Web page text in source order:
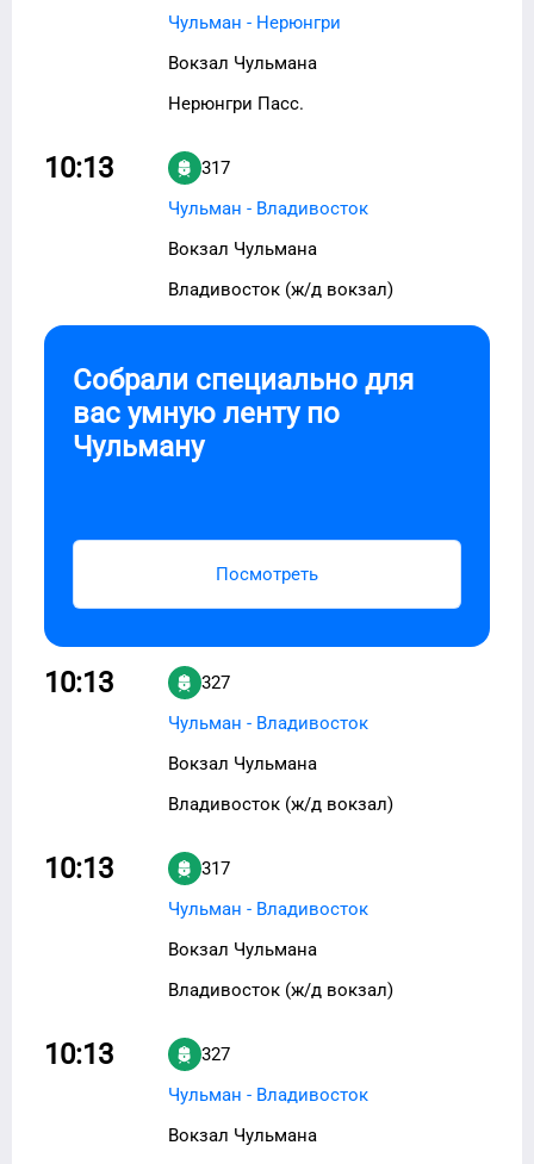
Чульман - Нерюнгри
Вокзал Чульмана
Нерюнгри Пасс.
10:13
317
Чульман - Владивосток
Вокзал Чульмана
Владивосток (ж/д вокзал)
Собрали специально для
вас умную ленту по
Чульману
Посмотреть
10:13
327
Чульман - Владивосток
Вокзал Чульмана
Владивосток (ж/д вокзал)
10:13
317
Чульман - Владивосток
Вокзал Чульмана
Владивосток (ж/д вокзал)
10:13
327
Чульман - Владивосток
Вокзал Чульмана